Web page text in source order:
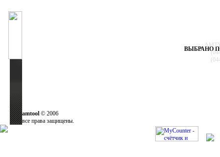
ВЫБРАНО
amtool © 2006
все права защищены.